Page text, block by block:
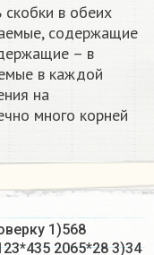
скобки в обеих
содержащие
– в
в каждой
на
много корней​
1)568
2065*28 3)34